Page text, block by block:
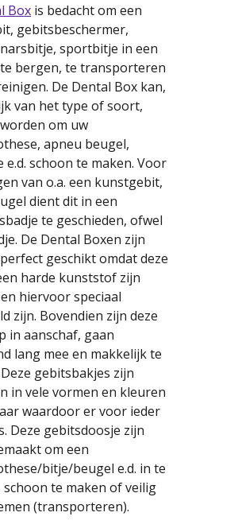
Box is bedacht om een
gebitsbeschermer,
sportbitje in een
bergen, te transporteren
De Dental Box kan,
van het type of soort,
om uw
apneu beugel,
schoon te maken. Voor
van o.a. een kunstgebit,
dient dit in een
te geschieden, ofwel
De Dental Boxen zijn
geschikt omdat deze
harde kunststof zijn
hiervoor speciaal
zijn. Bovendien zijn deze
in aanschaf, gaan
lang mee en makkelijk te
gebitsbakjes zijn
in vele vormen en kleuren
waardoor er voor ieder
Deze gebitsdoosje zijn
om een
bitje/beugel e.d. in te
schoon te maken of veilig
(transporteren).